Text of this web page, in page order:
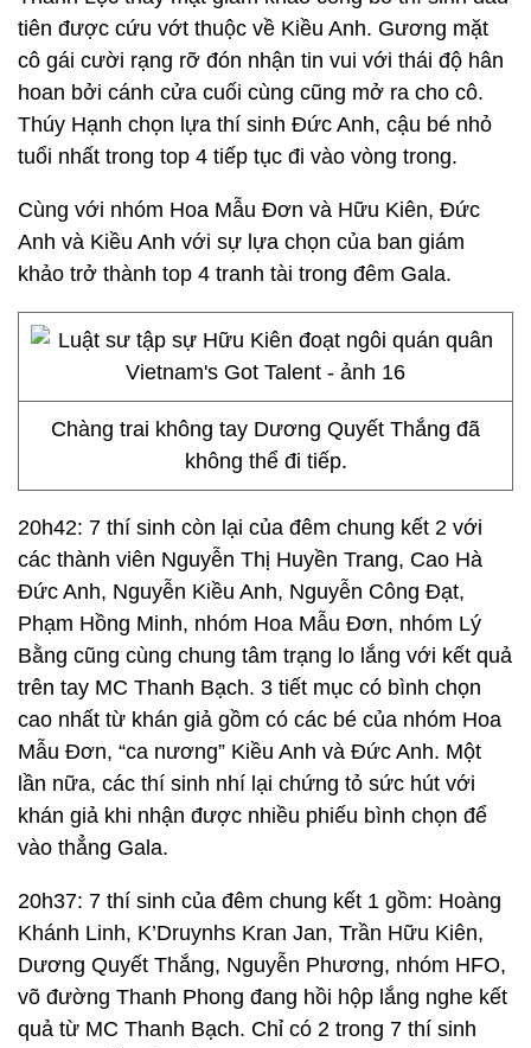
tiên được cứu vớt thuộc về Kiều Anh. Gương mặt
cô gái cười rạng rỡ đón nhận tin vui với thái độ hân
hoan bởi cánh cửa cuối cùng cũng mở ra cho cô.
Thúy Hạnh chọn lựa thí sinh Đức Anh, cậu bé nhỏ
tuổi nhất trong top 4 tiếp tục đi vào vòng trong.
Cùng với nhóm Hoa Mẫu Đơn và Hữu Kiên, Đức
Anh và Kiều Anh với sự lựa chọn của ban giám
khảo trở thành top 4 tranh tài trong đêm Gala.
Chàng trai không tay Dương Quyết Thắng đã
không thể đi tiếp.
20h42: 7 thí sinh còn lại của đêm chung kết 2 với
các thành viên Nguyễn Thị Huyền Trang, Cao Hà
Đức Anh, Nguyễn Kiều Anh, Nguyễn Công Đạt,
Phạm Hồng Minh, nhóm Hoa Mẫu Đơn, nhóm Lý
Bằng cũng cùng chung tâm trạng lo lắng với kết quả
trên tay MC Thanh Bạch. 3 tiết mục có bình chọn
cao nhất từ khán giả gồm có các bé của nhóm Hoa
Mẫu Đơn, “ca nương” Kiều Anh và Đức Anh. Một
lần nữa, các thí sinh nhí lại chứng tỏ sức hút với
khán giả khi nhận được nhiều phiếu bình chọn để
vào thẳng Gala.
20h37: 7 thí sinh của đêm chung kết 1 gồm: Hoàng
Khánh Linh, K’Druynhs Kran Jan, Trần Hữu Kiên,
Dương Quyết Thắng, Nguyễn Phương, nhóm HFO,
võ đường Thanh Phong đang hồi hộp lắng nghe kết
quả từ MC Thanh Bạch. Chỉ có 2 trong 7 thí sinh